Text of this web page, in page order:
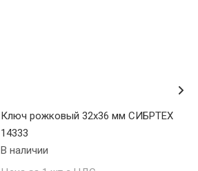
Ключ рожковый 32х36 мм СИБРТЕХ
14333
В наличии